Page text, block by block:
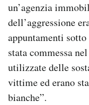
un’agenzia
dell’aggressione
appuntamenti
stata commessa
utilizzate delle
vittime ed erano
bianche”.